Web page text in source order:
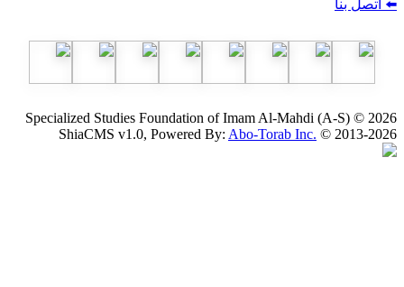
Specialized Studies Foundation of Imam Al-
ShiaCMS v1.0, Powered By:Abo-Torab Inc.